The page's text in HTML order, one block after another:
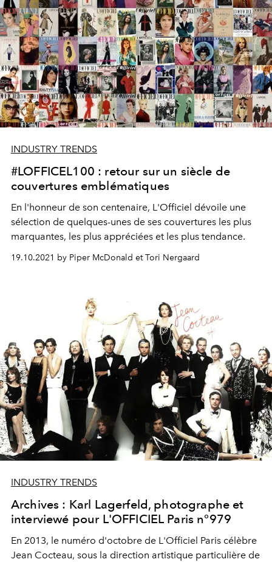
INDUSTRY TRENDS
#LOFFICEL100 : retour sur un siècle de
couvertures emblématiques
En l'honneur de son centenaire, L'Officiel dévoile une
sélection de quelques-unes de ses couvertures les plus
marquantes, les plus appréciées et les plus tendance.
19.10.2021 by Piper McDonald et Tori Nergaard
INDUSTRY TRENDS
Archives : Karl Lagerfeld, photographe et
interviewé pour L'OFFICIEL Paris n°979
En 2013, le numéro d'octobre de L'Officiel Paris célèbre
Jean Cocteau, sous la direction artistique particulière de